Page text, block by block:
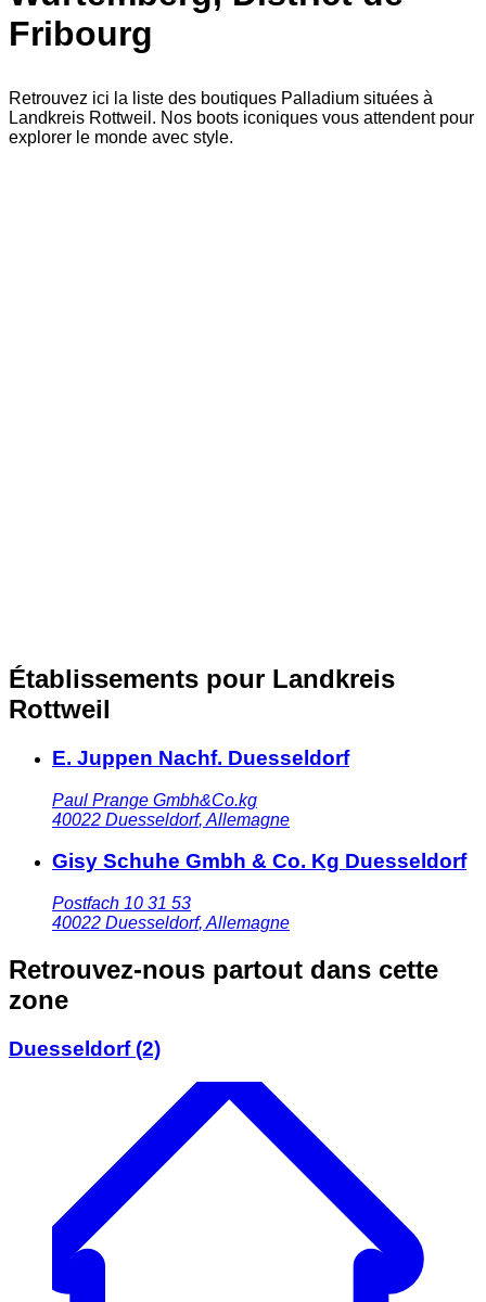
Fribourg
Retrouvez ici la liste des boutiques Palladium situées à
Landkreis Rottweil. Nos boots iconiques vous attendent pour
explorer le monde avec style.
Établissements pour Landkreis
Rottweil
E. Juppen Nachf. Duesseldorf
Paul Prange Gmbh&Co.kg
40022 Duesseldorf, Allemagne
Gisy Schuhe Gmbh & Co. Kg Duesseldorf
Postfach 10 31 53
40022 Duesseldorf, Allemagne
Retrouvez-nous partout dans cette
zone
Duesseldorf(2)